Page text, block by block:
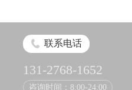
联系电话
131-2768-1652
咨询时间：8:00-24:00